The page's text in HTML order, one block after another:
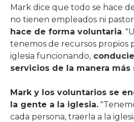
Mark dice que todo se hace
no tienen empleados ni
hace de forma voluntaria.
tenemos de recursos propios
iglesia funcionando,
servicios de la manera más
Mark y los voluntarios se
la gente a la iglesia.
cada persona, traerla a la